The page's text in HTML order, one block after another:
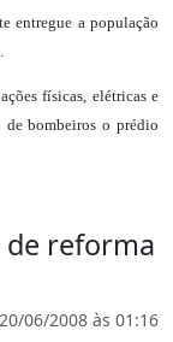
entregue a população
físicas, elétricas e
de bombeiros o prédio
de reforma
20/06/2008 às 01:16